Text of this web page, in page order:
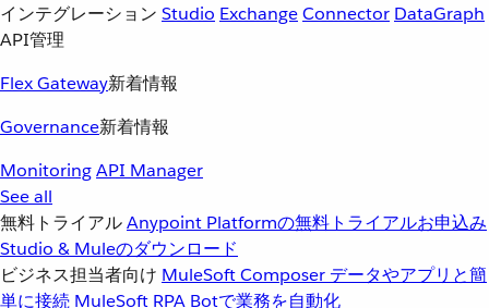
インテグレーション Studio ExchangeConnector DataGraph
API管理
Flex Gateway新着情報
Governance新着情報
MonitoringAPI Manager
See all
無料トライアルAnypoint Platformの無料トライアルお申込み
Studio & Muleのダウンロード
ビジネス担当者向け MuleSoft Composer データやアプリと簡
単に接続 MuleSoft RPA Botで業務を自動化